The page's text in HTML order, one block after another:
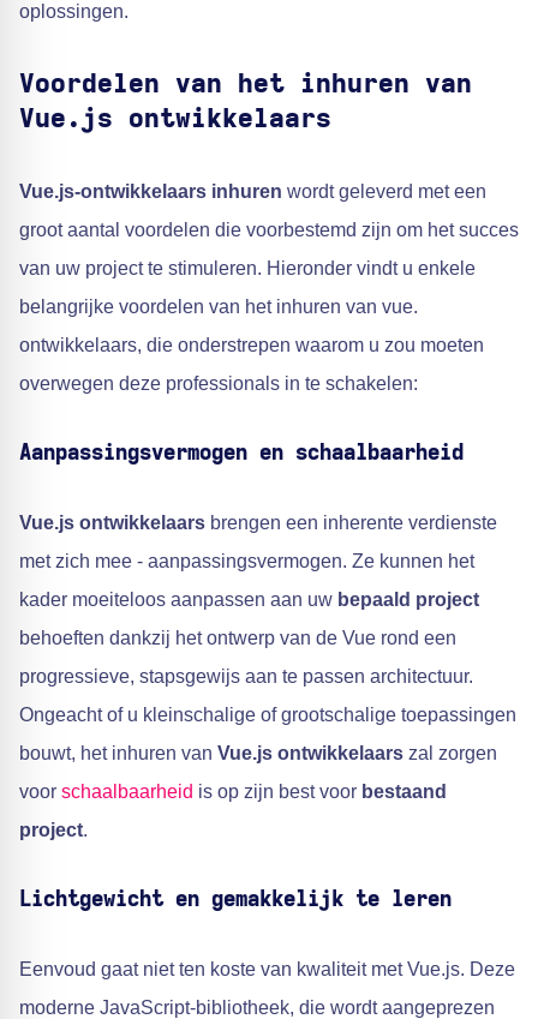
oplossingen.
Voordelen van het inhuren van
Vue.js ontwikkelaars
Vue.js-ontwikkelaars inhuren wordt geleverd met een
groot aantal voordelen die voorbestemd zijn om het succes
van uw project te stimuleren. Hieronder vindt u enkele
belangrijke voordelen van het inhuren van vue.
ontwikkelaars, die onderstrepen waarom u zou moeten
overwegen deze professionals in te schakelen:
Aanpassingsvermogen en schaalbaarheid
Vue.js ontwikkelaars brengen een inherente verdienste
met zich mee - aanpassingsvermogen. Ze kunnen het
kader moeiteloos aanpassen aan uw bepaald project
behoeften dankzij het ontwerp van de Vue rond een
progressieve, stapsgewijs aan te passen architectuur.
Ongeacht of u kleinschalige of grootschalige toepassingen
bouwt, het inhuren van Vue.js ontwikkelaars zal zorgen
voor schaalbaarheid is op zijn best voor bestaand
project.
Lichtgewicht en gemakkelijk te leren
Eenvoud gaat niet ten koste van kwaliteit met Vue.js. Deze
moderne JavaScript-bibliotheek, die wordt aangeprezen